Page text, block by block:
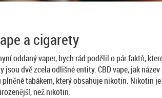
a cigarety
oddaný vaper, bych rád podělil o pár faktů,
jsou dvě zcela odlišné entity. CBD vape, jak
tabákem, který obsahuje nikotin. Nikotin
než nikotin.